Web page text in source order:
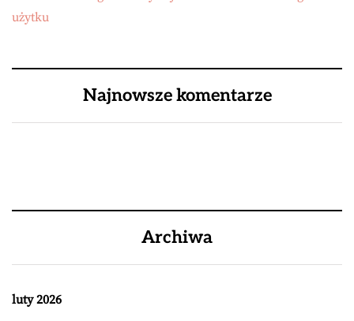
użytku
Najnowsze komentarze
Archiwa
luty 2026